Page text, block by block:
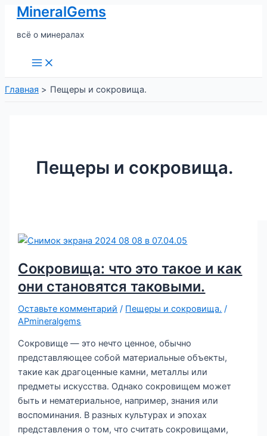
Перейти
содержимому
MineralGems
всё о минералах
Main
Menu
Главная
Пещеры и сокровища.
Пещеры и сокровища.
Сокровища: что это такое и как
они становятся таковыми.
Оставьте комментарий / Пещеры и сокровища. /
APmineralgems
Сокровище — это нечто ценное, обычно
представляющее собой материальные объекты,
такие как драгоценные камни, металлы или
предметы искусства. Однако сокровищем может
быть и нематериальное, например, знания или
воспоминания. В разных культурах и эпохах
представления о том, что считать сокровищами,